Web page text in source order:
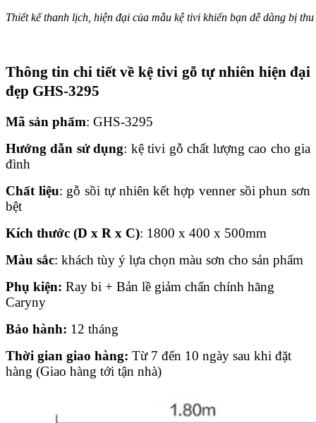
Thiết kế thanh lịch, hiện đại của mẫu kệ tivi khiến bạn dễ dàng bị
Thông tin chi tiết về kệ tivi gỗ tự nhiên hiện đại
đẹp GHS-3295
Mã sản phẩm: GHS-3295
Hướng dẫn sử dụng: kệ tivi gỗ chất lượng cao cho gia
đình
Chất liệu: gỗ sồi tự nhiên kết hợp venner sồi phun sơn
bệt
Kích thước (D x R x C): 1800 x 400 x 500mm
Màu sắc: khách tùy ý lựa chọn màu sơn cho sản phẩm
Phụ kiện: Ray bi + Bản lề giảm chấn chính hãng
Caryny
Bảo hành: 12 tháng
Thời gian giao hàng: Từ 7 đến 10 ngày sau khi đặt
hàng (Giao hàng tới tận nhà)